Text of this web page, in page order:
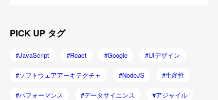
PICK UP タグ
JavaScript React Google UIデザイン
ソフトウェアアーキテクチャ NodeJS 生産性
パフォーマンス データサイエンス アジャイル